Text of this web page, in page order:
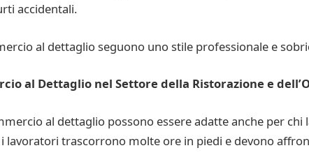
accidentali.
al dettaglio seguono uno stile professionale e
al Dettaglio nel Settore della Ristorazione e
al dettaglio possono essere adatte anche per
lavoratori trascorrono molte ore in piedi e devono